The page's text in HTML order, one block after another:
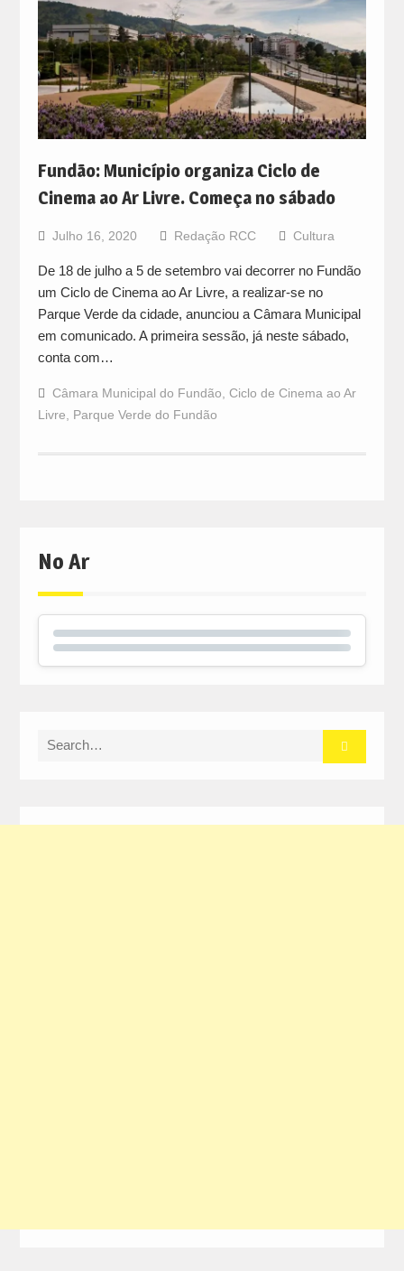
Fundão: Município organiza Ciclo de
Cinema ao Ar Livre. Começa no sábado
Julho 16, 2020 Redação RCC Cultura
De 18 de julho a 5 de setembro vai decorrer no Fundão
um Ciclo de Cinema ao Ar Livre, a realizar-se no
Parque Verde da cidade, anunciou a Câmara Municipal
em comunicado. A primeira sessão, já neste sábado,
conta com…
Câmara Municipal do Fundão Ciclo de Cinema ao Ar
Livre
Parque Verde do Fundão
No Ar
Search